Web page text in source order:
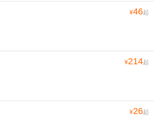
¥46起
¥214起
¥26起